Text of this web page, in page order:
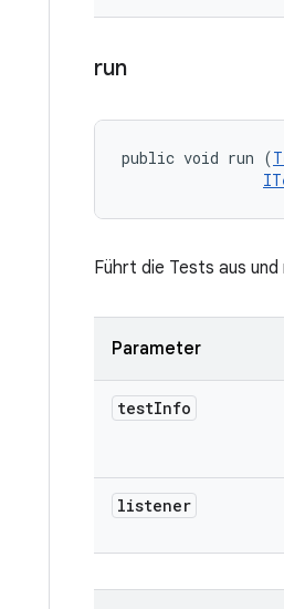
run
public void run (
Führt die Tests aus
Parameter
testInfo
listener